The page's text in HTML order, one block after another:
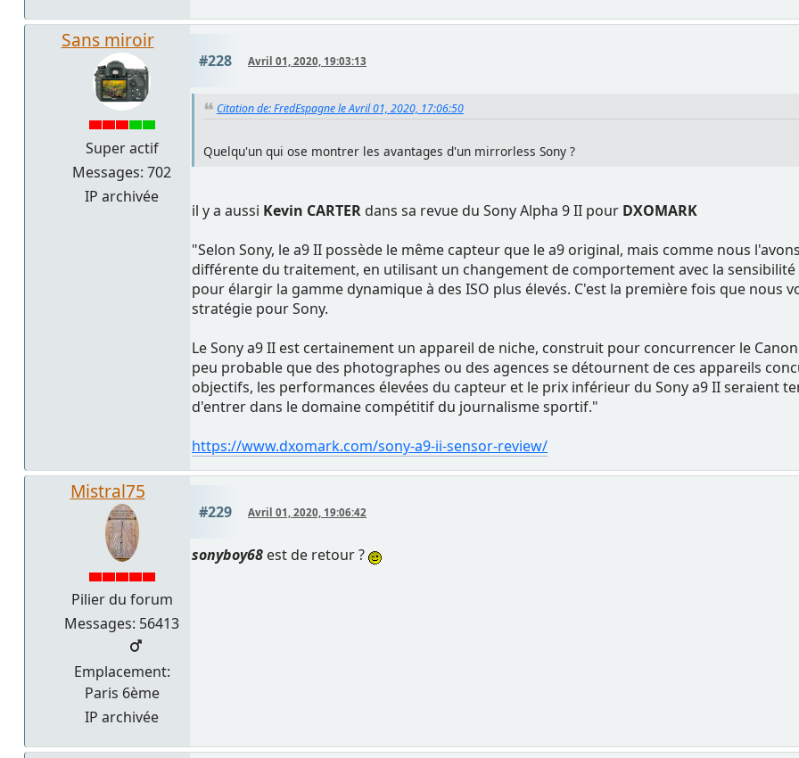
Sans miroir
Super actif
Messages: 702
IP archivée
#228 Avril 01, 2020, 19:03:13
Citation de: FredEspagne le Avril 01, 2020, 17:06:50
Quelqu'un qui ose montrer les avantages d'un mirrorless Sony ?
il y a aussi Kevin CARTER dans sa revue du Sony Alpha 9 II pour DXOMARK
"Selon Sony, le a9 II possède le même capteur que le a9 original, mais comme nous
différente du traitement, en utilisant un changement de comportement avec la
pour élargir la gamme dynamique à des ISO plus élevés. C'est la première fois que nous
stratégie pour Sony.
Le Sony a9 II est certainement un appareil de niche, construit pour concurrencer le
peu probable que des photographes ou des agences se détournent de ces appareils
objectifs, les performances élevées du capteur et le prix inférieur du Sony a9 II seraient
d'entrer dans le domaine compétitif du journalisme sportif."
https://www.dxomark.com/sony-a9-ii-sensor-review/
Mistral75
Pilier du forum
Messages: 56413
Emplacement:
Paris 6ème
IP archivée
#229 Avril 01, 2020, 19:06:42
sonyboy68 est de retour ?